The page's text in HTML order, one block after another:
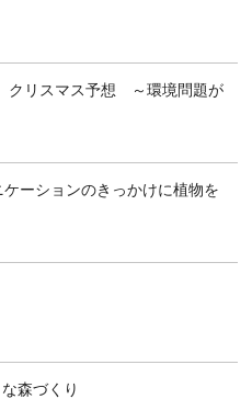
クリスマス予想 ～環境問題が
ーションのきっかけに植物を
森づくり